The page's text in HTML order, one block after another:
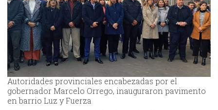
Autoridades provinciales encabezadas por el
gobernador Marcelo Orrego, inauguraron pavimento
en barrio Luz y Fuerza